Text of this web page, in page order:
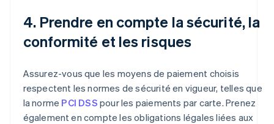
4. Prendre en compte la sécurité, la
conformité et les risques
Assurez-vous que les moyens de paiement choisis
respectent les normes de sécurité en vigueur, telles que
la norme PCI DSS pour les paiements par carte. Prenez
également en compte les obligations légales liées aux